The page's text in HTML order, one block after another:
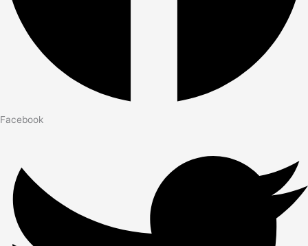
Facebook